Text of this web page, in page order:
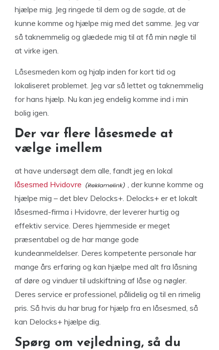
hjælpe mig. Jeg ringede til dem og de sagde, at de
kunne komme og hjælpe mig med det samme. Jeg var
så taknemmelig og glædede mig til at få min nøgle til
at virke igen.
Låsesmeden kom og hjalp inden for kort tid og
lokaliseret problemet. Jeg var så lettet og taknemmelig
for hans hjælp. Nu kan jeg endelig komme ind i min
bolig igen.
Der var flere låsesmede at
vælge imellem
at have undersøgt dem alle, fandt jeg en lokal
låsesmed Hvidovre
, der kunne komme og
hjælpe mig – det blev Delocks+. Delocks+ er et lokalt
låsesmed-firma i Hvidovre, der leverer hurtig og
effektiv service. Deres hjemmeside er meget
præsentabel og de har mange gode
kundeanmeldelser. Deres kompetente personale har
mange års erfaring og kan hjælpe med alt fra låsning
af døre og vinduer til udskiftning af låse og nøgler.
Deres service er professionel, pålidelig og til en rimelig
pris. Så hvis du har brug for hjælp fra en låsesmed, så
kan Delocks+ hjælpe dig.
Spørg om vejledning, så du